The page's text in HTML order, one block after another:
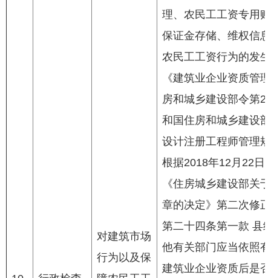
对建筑市场
行为以及保
理、农民工工资专用
保证金存储、维权信
农民工工资行为的发
《建筑业企业资质管
房和城乡建设部令第
和国住房和城乡建设
设计注册工程师管理
根据2018年12月22日
《住房城乡建设部关
章的决定》第二次修
第二十四条第一款 县
他有关部门应当依照
建筑业企业资质后是